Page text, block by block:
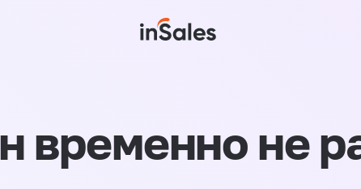
временно не